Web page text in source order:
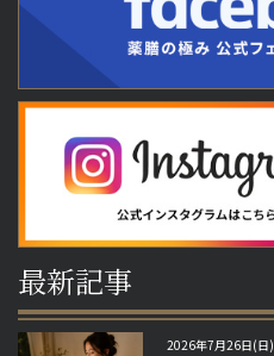
最新記事
2026年7月26日(日)